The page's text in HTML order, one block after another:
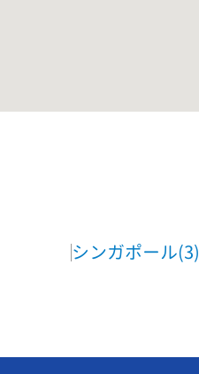
シンガポール(3)